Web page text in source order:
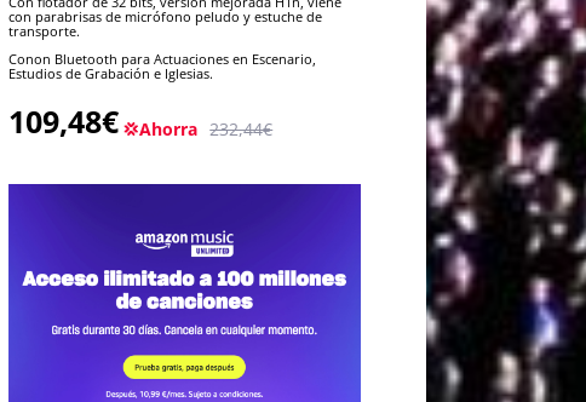
con parabrisas de micrófono peludo y estuche de
transporte.
Conon Bluetooth para Actuaciones en Escenario,
Estudios de Grabación e Iglesias.
109,48€ 💢Ahorra 232,44€